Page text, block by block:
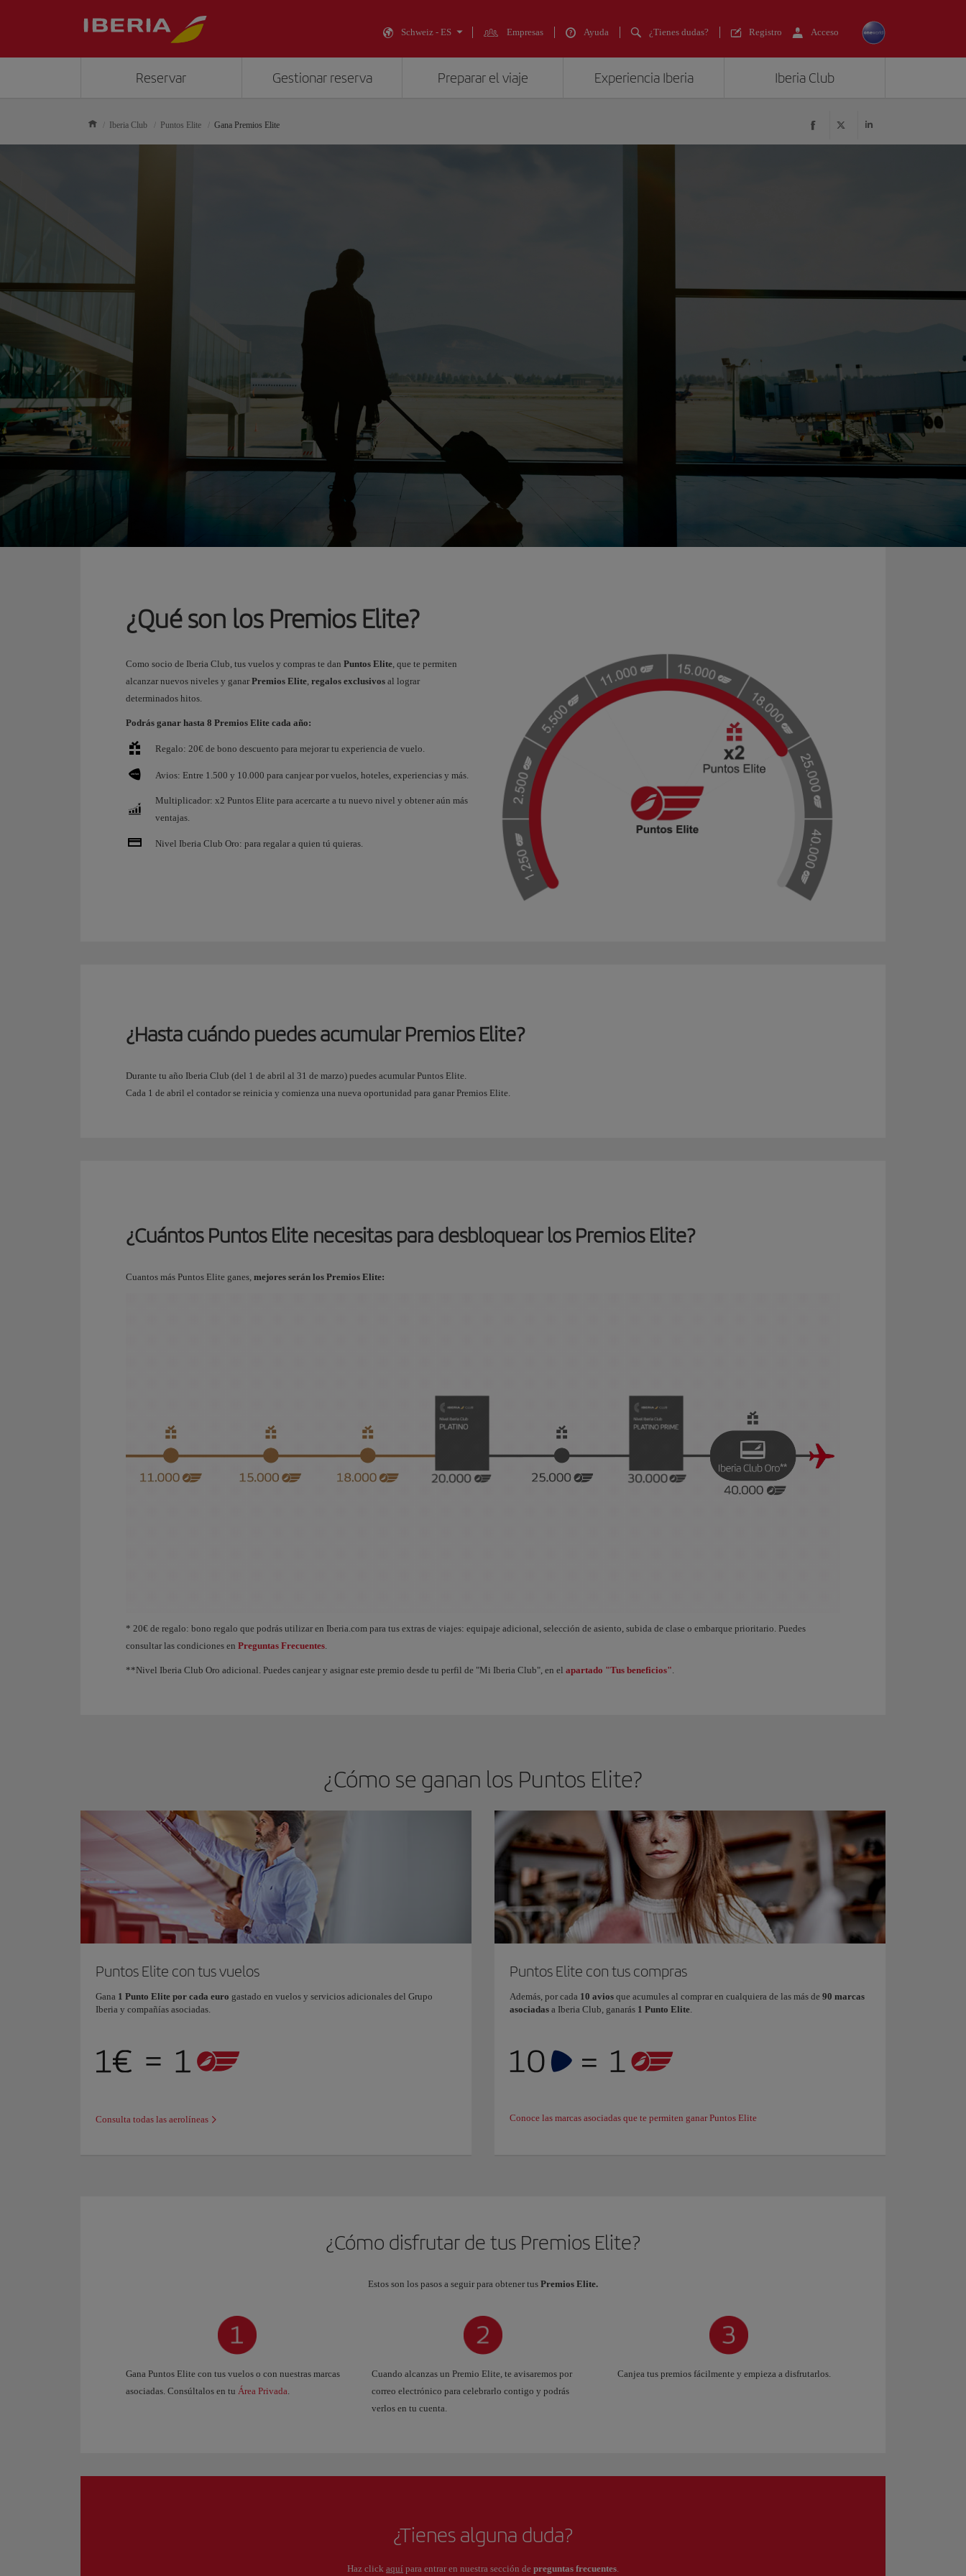
Schweiz - ES Empresas Ayuda ¿Tienes dudas? Registro Acceso
Reservar Gestionar reserva Preparar el viaje Experiencia Iberia Iberia Club
Iberia Club Puntos Elite Gana Premios Elite
¿Qué son los Premios Elite?
Como socio de Iberia Club, tus vuelos y compras te dan Puntos Elite, que te permiten
alcanzar nuevos niveles y ganar Premios Elite, regalos exclusivos al lograr
determinados hitos.
Podrás ganar hasta 8 Premios Elite cada año:
Regalo: 20€ de bono descuento para mejorar tu experiencia de vuelo.
Avios: Entre 1.500 y 10.000 para canjear por vuelos, hoteles, experiencias y más.
Multiplicador: x2 Puntos Elite para acercarte a tu nuevo nivel y obtener aún más
ventajas.
Nivel Iberia Club Oro: para regalar a quien tú quieras.
¿Hasta cuándo puedes acumular Premios Elite?
Durante tu año Iberia Club (del 1 de abril al 31 de marzo) puedes acumular Puntos Elite.
Cada 1 de abril el contador se reinicia y comienza una nueva oportunidad para ganar Premios Elite.
¿Cuántos Puntos Elite necesitas para desbloquear los Premios Elite?
Cuantos más Puntos Elite ganes, mejores serán los Premios Elite:
* 20€ de regalo: bono regalo que podrás utilizar en Iberia.com para tus extras de viajes: equipaje adicional, selección de asiento, subida de clase o embarque prioritario. Puedes
consultar las condiciones en Preguntas Frecuentes
**Nivel Iberia Club Oro adicional. Puedes canjear y asignar este premio desde tu perfil de "Mi Iberia Club", en el apartado "Tus beneficios"
¿Cómo se ganan los Puntos Elite?
Puntos Elite con tus vuelos
Gana 1 Punto Elite por cada euro gastado en vuelos y servicios adicionales del Grupo
Iberia y compañías asociadas.
Consulta todas las aerolíneas
Puntos Elite con tus compras
Además, por cada 10 avios que acumules al comprar en cualquiera de las más de 90 marcas
asociadas a Iberia Club, ganarás 1 Punto Elite.
Conoce las marcas asociadas que te permiten ganar Puntos Elite
¿Cómo disfrutar de tus Premios Elite?
Estos son los pasos a seguir para obtener tus Premios Elite.
Gana Puntos Elite con tus vuelos o con nuestras marcas
asociadas. Consúltalos en tu Área Privada
Cuando alcanzas un Premio Elite, te avisaremos por
correo electrónico para celebrarlo contigo y podrás
verlos en tu cuenta.
Canjea tus premios fácilmente y empieza a disfrutarlos.
¿Tienes alguna duda?
Haz click aquí para entrar en nuestra sección de preguntas frecuentes